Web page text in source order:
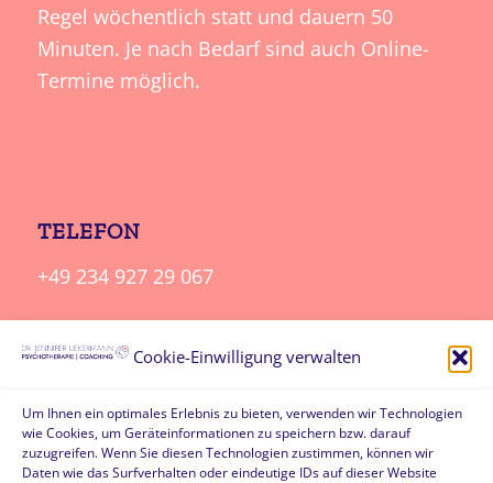
Cookie-Einwilligung verwalten
Um Ihnen ein optimales Erlebnis zu bieten, verwenden wir Technologien
wie Cookies, um Geräteinformationen zu speichern bzw. darauf
zuzugreifen. Wenn Sie diesen Technologien zustimmen, können wir
Daten wie das Surfverhalten oder eindeutige IDs auf dieser Website
Regel wöchentlich statt und dauern 50
Minuten. Je nach Bedarf sind auch Online-
Termine möglich.
TELEFON
+49 234 927 29 067
PARKEN